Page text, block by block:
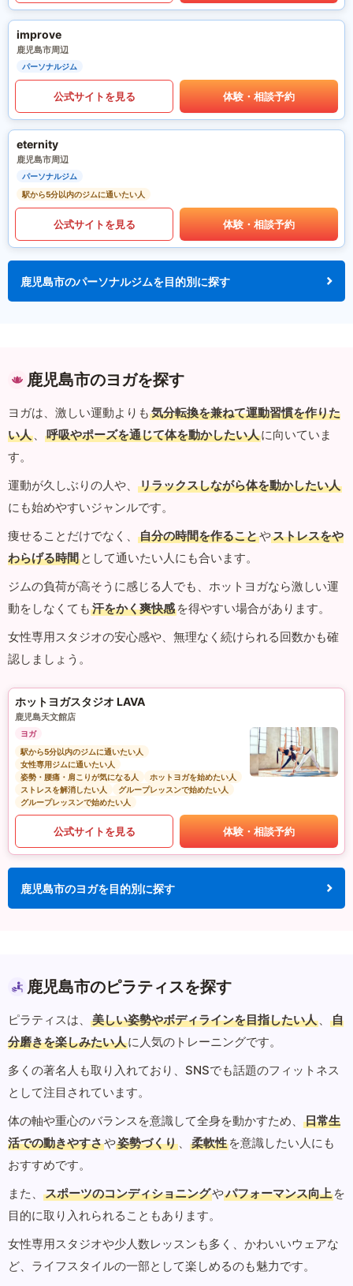
improve
鹿児島市周辺
パーソナルジム
公式サイトを見る 体験・相談予約
eternity
鹿児島市周辺
パーソナルジム
駅から5分以内のジムに通いたい人
公式サイトを見る 体験・相談予約
鹿児島市のパーソナルジムを目的別に探す
鹿児島市のヨガを探す
ヨガは、激しい運動よりも 気分転換を兼ねて運動習慣を作りた
い人 、 呼吸やポーズを通じて体を動かしたい人に向いていま
す。
運動が久しぶりの人や、
リラックスしながら体を動かしたい人
にも始めやすいジャンルです。
痩せることだけでなく、
自分の時間を作ることやストレスをや
わらげる時間 として通いたい人にも合います。
ジムの負荷が高そうに感じる人でも、ホットヨガなら激しい運
動をしなくても 汗をかく爽快感 を得やすい場合があります。
女性専用スタジオの安心感や、無理なく続けられる回数かも確
認しましょう。
ホットヨガスタジオ LAVA
鹿児島天文館店
ヨガ
駅から5分以内のジムに通いたい人
女性専用ジムに通いたい人
姿勢・腰痛・肩こりが気になる人
ホットヨガを始めたい人
ストレスを解消したい人
グループレッスンで始めたい人
グループレッスンで始めたい人
公式サイトを見る 体験・相談予約
鹿児島市のヨガを目的別に探す
鹿児島市のピラティスを探す
ピラティスは、 美しい姿勢やボディラインを目指したい人 、
自
分磨きを楽しみたい人に人気のトレーニングです。
多くの著名人も取り入れており、SNSでも話題のフィットネス
として注目されています。
体の軸や重心のバランスを意識して全身を動かすため、
日常生
活での動きやすさや姿勢づくり 、 柔軟性 を意識したい人にも
おすすめです。
また、
スポーツのコンディショニングやパフォーマンス向上 を
目的に取り入れられることもあります。
女性専用スタジオや少人数レッスンも多く、かわいいウェアな
ど、ライフスタイルの一部として楽しめるのも魅力です。